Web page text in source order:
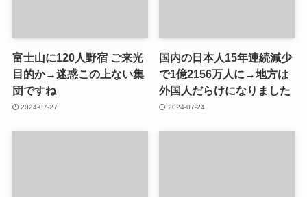
富士山に120人野宿 ご来光
目的か→迷惑この上ない集
団ですね
2024-07-27
国内の日本人15年連続減少
で1億2156万人に→地方は
外国人だらけになりました
2024-07-24